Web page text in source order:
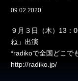
09.02.2020
９月３日（木）13
ね」出演
*radikoで全国どこで
http://radiko.jp/